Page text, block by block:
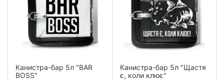
Канистра-бар 5л "BAR
BOSS"
Канистра-бар 5л "Щастя
є, коли клює"